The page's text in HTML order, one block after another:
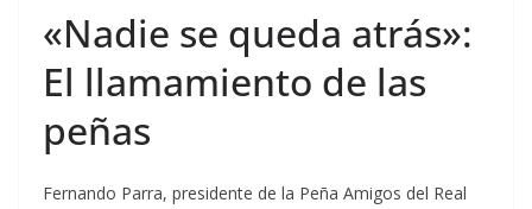
«Nadie se queda atrás»:
El llamamiento de las
peñas
Fernando Parra, presidente de la Peña Amigos del Real